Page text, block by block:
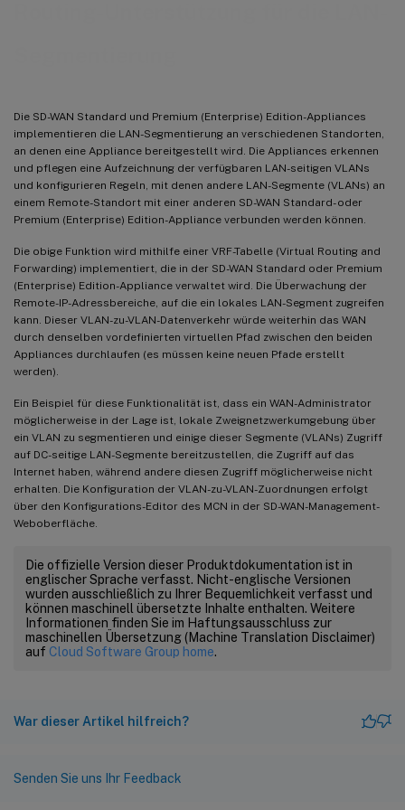
Die SD-WAN Standard und Premium (Enterprise) Edition-Appliances
implementieren die LAN-Segmentierung an verschiedenen Standorten,
an denen eine Appliance bereitgestellt wird. Die Appliances erkennen
und pflegen eine Aufzeichnung der verfügbaren LAN-seitigen VLANs
und konfigurieren Regeln, mit denen andere LAN-Segmente (VLANs) an
einem Remote-Standort mit einer anderen SD-WAN Standard- oder
Premium (Enterprise) Edition-Appliance verbunden werden können.
Die obige Funktion wird mithilfe einer VRF-Tabelle (Virtual Routing and
Forwarding) implementiert, die in der SD-WAN Standard oder Premium
(Enterprise) Edition-Appliance verwaltet wird. Die Überwachung der
Remote-IP-Adressbereiche, auf die ein lokales LAN-Segment zugreifen
kann. Dieser VLAN-zu-VLAN-Datenverkehr würde weiterhin das WAN
durch denselben vordefinierten virtuellen Pfad zwischen den beiden
Appliances durchlaufen (es müssen keine neuen Pfade erstellt
werden).
Ein Beispiel für diese Funktionalität ist, dass ein WAN-Administrator
möglicherweise in der Lage ist, lokale Zweignetzwerkumgebung über
ein VLAN zu segmentieren und einige dieser Segmente (VLANs) Zugriff
auf DC-seitige LAN-Segmente bereitzustellen, die Zugriff auf das
Internet haben, während andere diesen Zugriff möglicherweise nicht
erhalten. Die Konfiguration der VLAN-zu-VLAN-Zuordnungen erfolgt
über den Konfigurations-Editor des MCN in der SD-WAN-Management-
Weboberfläche.
Die offizielle Version dieser Produktdokumentation ist in
englischer Sprache verfasst. Nicht-englische Versionen
wurden ausschließlich zu Ihrer Bequemlichkeit verfasst und
können maschinell übersetzte Inhalte enthalten. Weitere
Informationen finden Sie im Haftungsausschluss zur
maschinellen Übersetzung (Machine Translation Disclaimer)
auf Cloud Software Group home.
War dieser Artikel hilfreich?
Senden Sie uns Ihr Feedback